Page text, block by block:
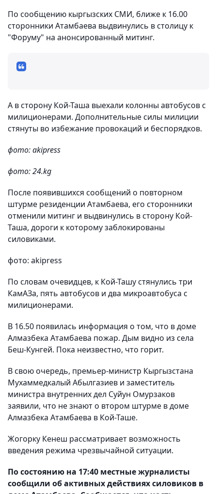
По сообщению кыргызских СМИ, ближе к 16.00
сторонники Атамбаева выдвинулись в столицу к
"Форуму" на анонсированный митинг.
А в сторону Кой-Таша выехали колонны автобусов с
милиционерами. Дополнительные силы милиции
стянуты во избежание провокаций и беспорядков.
фото: akipress
фото: 24.kg
После появившихся сообщений о повторном
штурме резиденции Атамбаева, его сторонники
отменили митинг и выдвинулись в сторону Кой-
Таша, дороги к которому заблокированы
силовиками.
фото: akipress
По словам очевидцев, к Кой-Ташу стянулись три
КамАЗа, пять автобусов и два микроавтобуса с
милиционерами.
В 16.50 появилась информация о том, что в доме
Алмазбека Атамбаева пожар. Дым видно из села
Беш-Кунгей. Пока неизвестно, что горит.
В свою очередь, премьер-министр Кыргызстана
Мухаммедкалый Абылгазиев и заместитель
министра внутренних дел Суйун Омурзаков
заявили, что не знают о втором штурме в доме
Алмазбека Атамбаева в Кой-Таше.
Жогорку Кенеш рассматривает возможность
введения режима чрезвычайной ситуации.
По состоянию на 17:40 местные журналисты
сообщили об активных действиях силовиков в